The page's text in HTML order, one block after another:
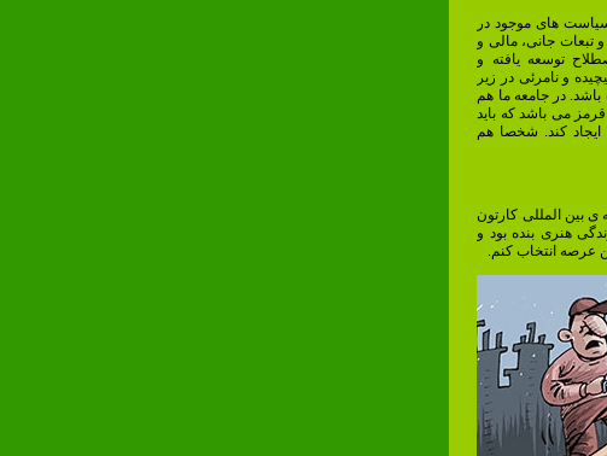
های موجود در
تبعات جانی، مالی و
توسعه یافته و
و نامرئی در زیر
در جامعه ما هم
می باشد که باید
ایجاد کند. شخصا هم
بین المللی کارتون
هنری بنده بود و
عرصه انتخاب کنم.